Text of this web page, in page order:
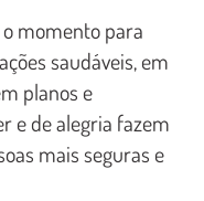
o momento para
saudáveis, em
planos e
e de alegria fazem
mais seguras e